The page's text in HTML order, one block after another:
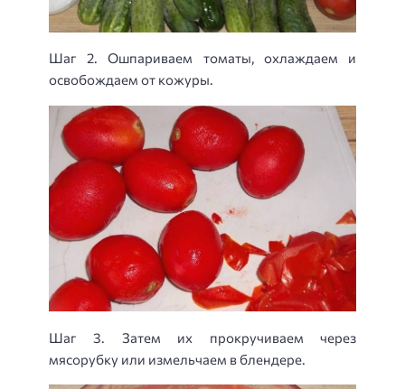
Шаг 2. Ошпариваем томаты, охлаждаем и
освобождаем от кожуры.
Шаг 3. Затем их прокручиваем через
мясорубку или измельчаем в блендере.